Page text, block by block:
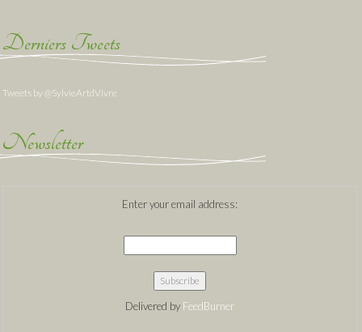
Derniers Tweets
Tweets by @SylvieArtdVivre
Newsletter
Enter your email address:
Delivered by FeedBurner